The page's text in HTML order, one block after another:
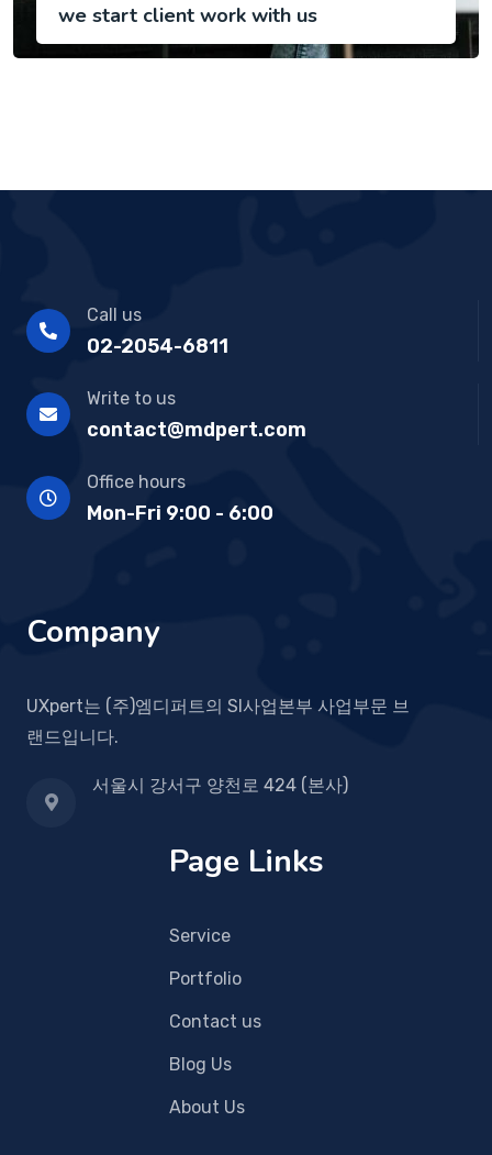
we start client work with us
Call us
02-2054-6811
Write to us
contact@mdpert.com
Office hours
Mon-Fri 9:00 - 6:00
Company
UXpert는 (주)엠디퍼트의 SI사업본부 사업부문 브
랜드입니다.
서울시 강서구 양천로 424 (본사)
Page Links
Service
Portfolio
Contact us
Blog Us
About Us